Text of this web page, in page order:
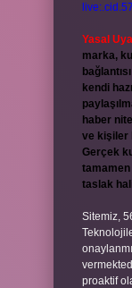
Yasal
marka,
kendi
haber
ve kişiler
Gerçek
taslak
Sitemiz,
proaktif